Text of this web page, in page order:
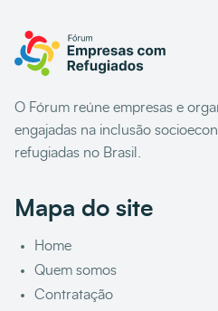
O Fórum reúne empresas e
engajadas na inclusão
refugiadas no Brasil.
Mapa do site
Home
Quem somos
Contratação